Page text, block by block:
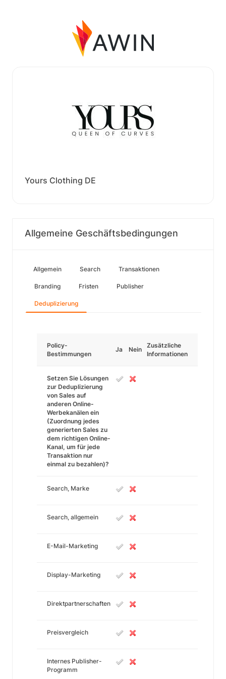
Yours Clothing DE
Allgemeine Geschäftsbedingungen
Allgemein Search Transaktionen
Branding Fristen Publisher
Deduplizierung
Policy-
Bestimmungen
Ja Nein
Zusätzliche
Informationen
Setzen Sie Lösungen
zur Deduplizierung
von Sales auf
anderen Online-
Werbekanälen ein
(Zuordnung jedes
generierten Sales zu
dem richtigen Online-
Kanal, um für jede
Transaktion nur
einmal zu bezahlen)?
Search, Marke
Search, allgemein
E-Mail-Marketing
Display-Marketing
Direktpartnerschaften
Preisvergleich
Internes Publisher-
Programm